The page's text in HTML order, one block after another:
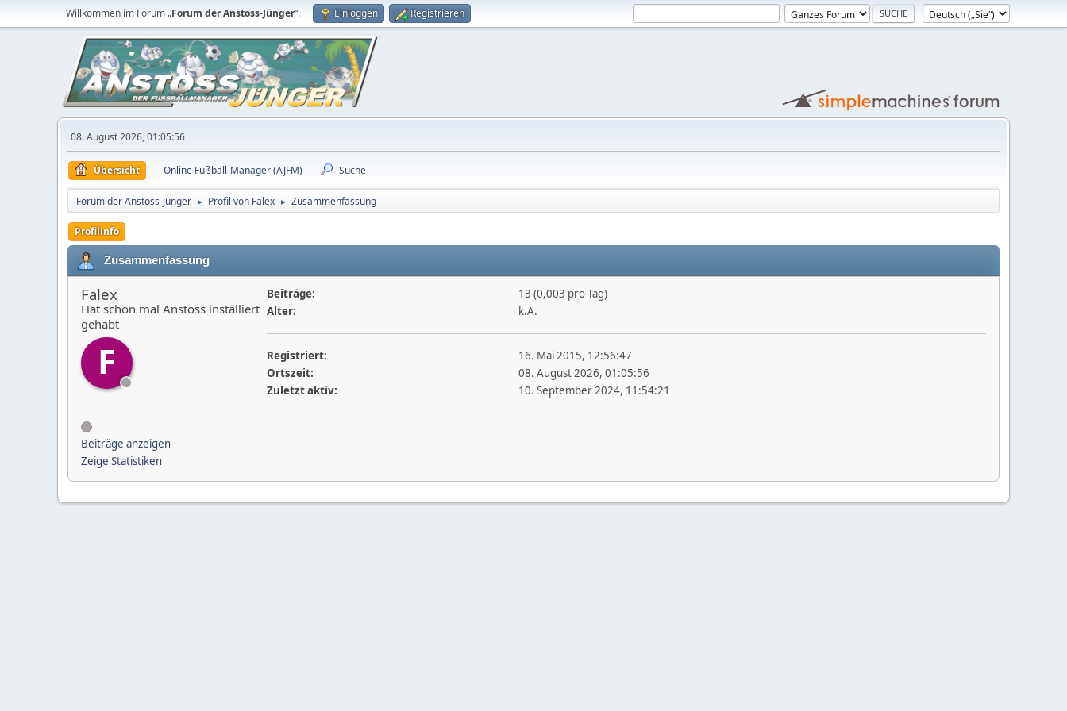
Willkommen im Forum „Forum der Anstoss-Jünger“. Einloggen Registrieren
08. August 2026, 01:05:56
Übersicht Online Fußball-Manager (AJFM) Suche
Forum der Anstoss-Jünger ► Profil von Falex ► Zusammenfassung
Profilinfo
Zusammenfassung
Falex
Hat schon mal Anstoss installiert
gehabt
F
Beiträge anzeigen
Zeige Statistiken
Beiträge:
13 (0,003 pro Tag)
Alter:
k.A.
Registriert:
16. Mai 2015, 12:56:47
Ortszeit:
08. August 2026, 01:05:56
Zuletzt aktiv:
10. September 2024, 11:54:21